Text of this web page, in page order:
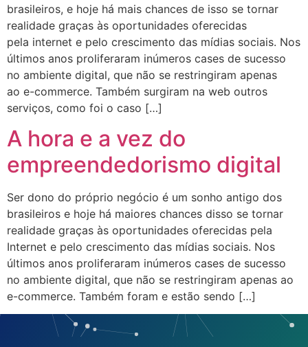
brasileiros, e hoje há mais chances de isso se tornar
realidade graças às oportunidades oferecidas
pela internet e pelo crescimento das mídias sociais. Nos
últimos anos proliferaram inúmeros cases de sucesso
no ambiente digital, que não se restringiram apenas
ao e-commerce. Também surgiram na web outros
serviços, como foi o caso […]
A hora e a vez do
empreendedorismo digital
Ser dono do próprio negócio é um sonho antigo dos
brasileiros e hoje há maiores chances disso se tornar
realidade graças às oportunidades oferecidas pela
Internet e pelo crescimento das mídias sociais. Nos
últimos anos proliferaram inúmeros cases de sucesso
no ambiente digital, que não se restringiram apenas ao
e-commerce. Também foram e estão sendo […]